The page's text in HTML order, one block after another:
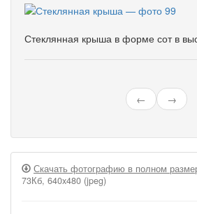
Стеклянная крыша в форме сот в
← →
Скачать фотографию в полном
73Кб, 640x480 (jpeg)